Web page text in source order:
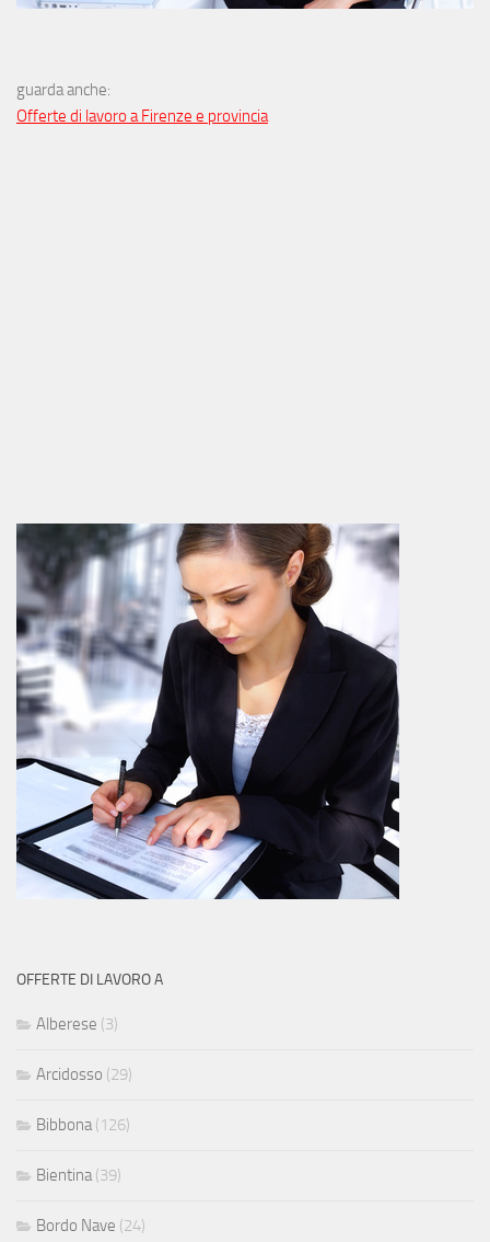
guarda anche:
Offerte di lavoro a Firenze e provincia
OFFERTE DI LAVORO A
Alberese (3)
Arcidosso (29)
Bibbona (126)
Bientina (39)
Bordo Nave (24)